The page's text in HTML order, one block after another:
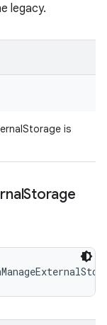
legacy.
is
Storage